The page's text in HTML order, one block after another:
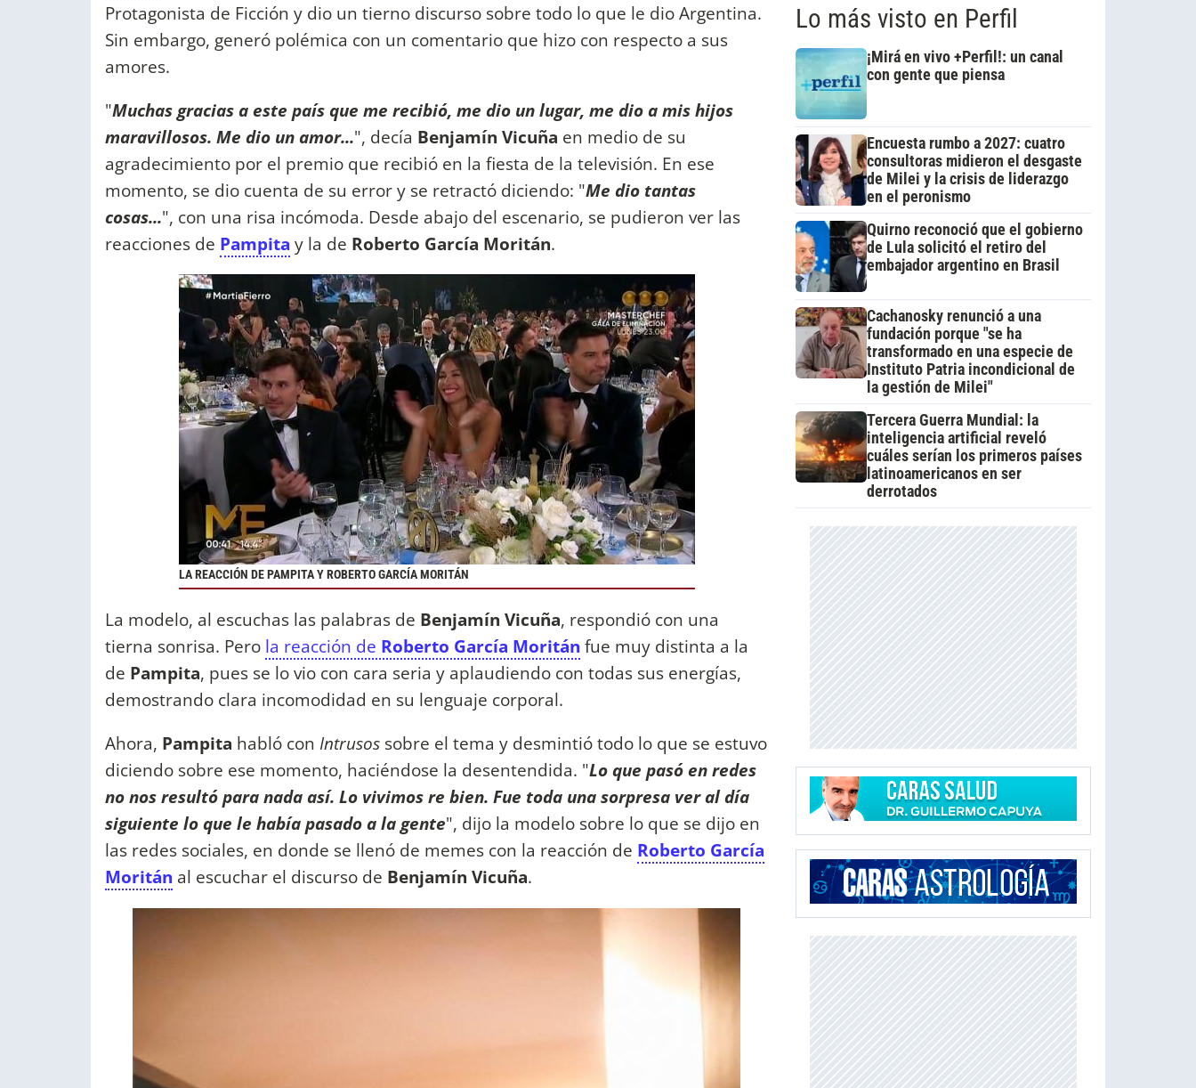
Protagonista de Ficción y dio un tierno discurso sobre todo lo que le dio Argentina.
Sin embargo, generó polémica con un comentario que hizo con respecto a sus
amores.
"Muchas gracias a este país que me recibió, me dio un lugar, me dio a mis hijos
maravillosos. Me dio un amor...", decía Benjamín Vicuña en medio de su
agradecimiento por el premio que recibió en la fiesta de la televisión. En ese
momento, se dio cuenta de su error y se retractó diciendo: "Me dio tantas
cosas...", con una risa incómoda. Desde abajo del escenario, se pudieron ver las
reacciones de Pampita y la de Roberto García Moritán.
LA REACCIÓN DE PAMPITA Y ROBERTO GARCÍA MORITÁN
La modelo, al escuchas las palabras de Benjamín Vicuña, respondió con una
tierna sonrisa. Pero la reacción de Roberto García Moritán fue muy distinta a la
de Pampita, pues se lo vio con cara seria y aplaudiendo con todas sus energías,
demostrando clara incomodidad en su lenguaje corporal.
Ahora, Pampita habló con Intrusos sobre el tema y desmintió todo lo que se estuvo
diciendo sobre ese momento, haciéndose la desentendida. "Lo que pasó en redes
no nos resultó para nada así. Lo vivimos re bien. Fue toda una sorpresa ver al día
siguiente lo que le había pasado a la gente", dijo la modelo sobre lo que se dijo en
las redes sociales, en donde se llenó de memes con la reacción de Roberto García
Moritán al escuchar el discurso de Benjamín Vicuña.
Lo más visto en Perfil
¡Mirá en vivo +Perfil!: un canal
con gente que piensa
Encuesta rumbo a 2027: cuatro
consultoras midieron el desgaste
de Milei y la crisis de liderazgo
en el peronismo
Quirno reconoció que el gobierno
de Lula solicitó el retiro del
embajador argentino en Brasil
Cachanosky renunció a una
fundación porque "se ha
transformado en una especie de
Instituto Patria incondicional de
la gestión de Milei"
Tercera Guerra Mundial: la
inteligencia artificial reveló
cuáles serían los primeros países
latinoamericanos en ser
derrotados